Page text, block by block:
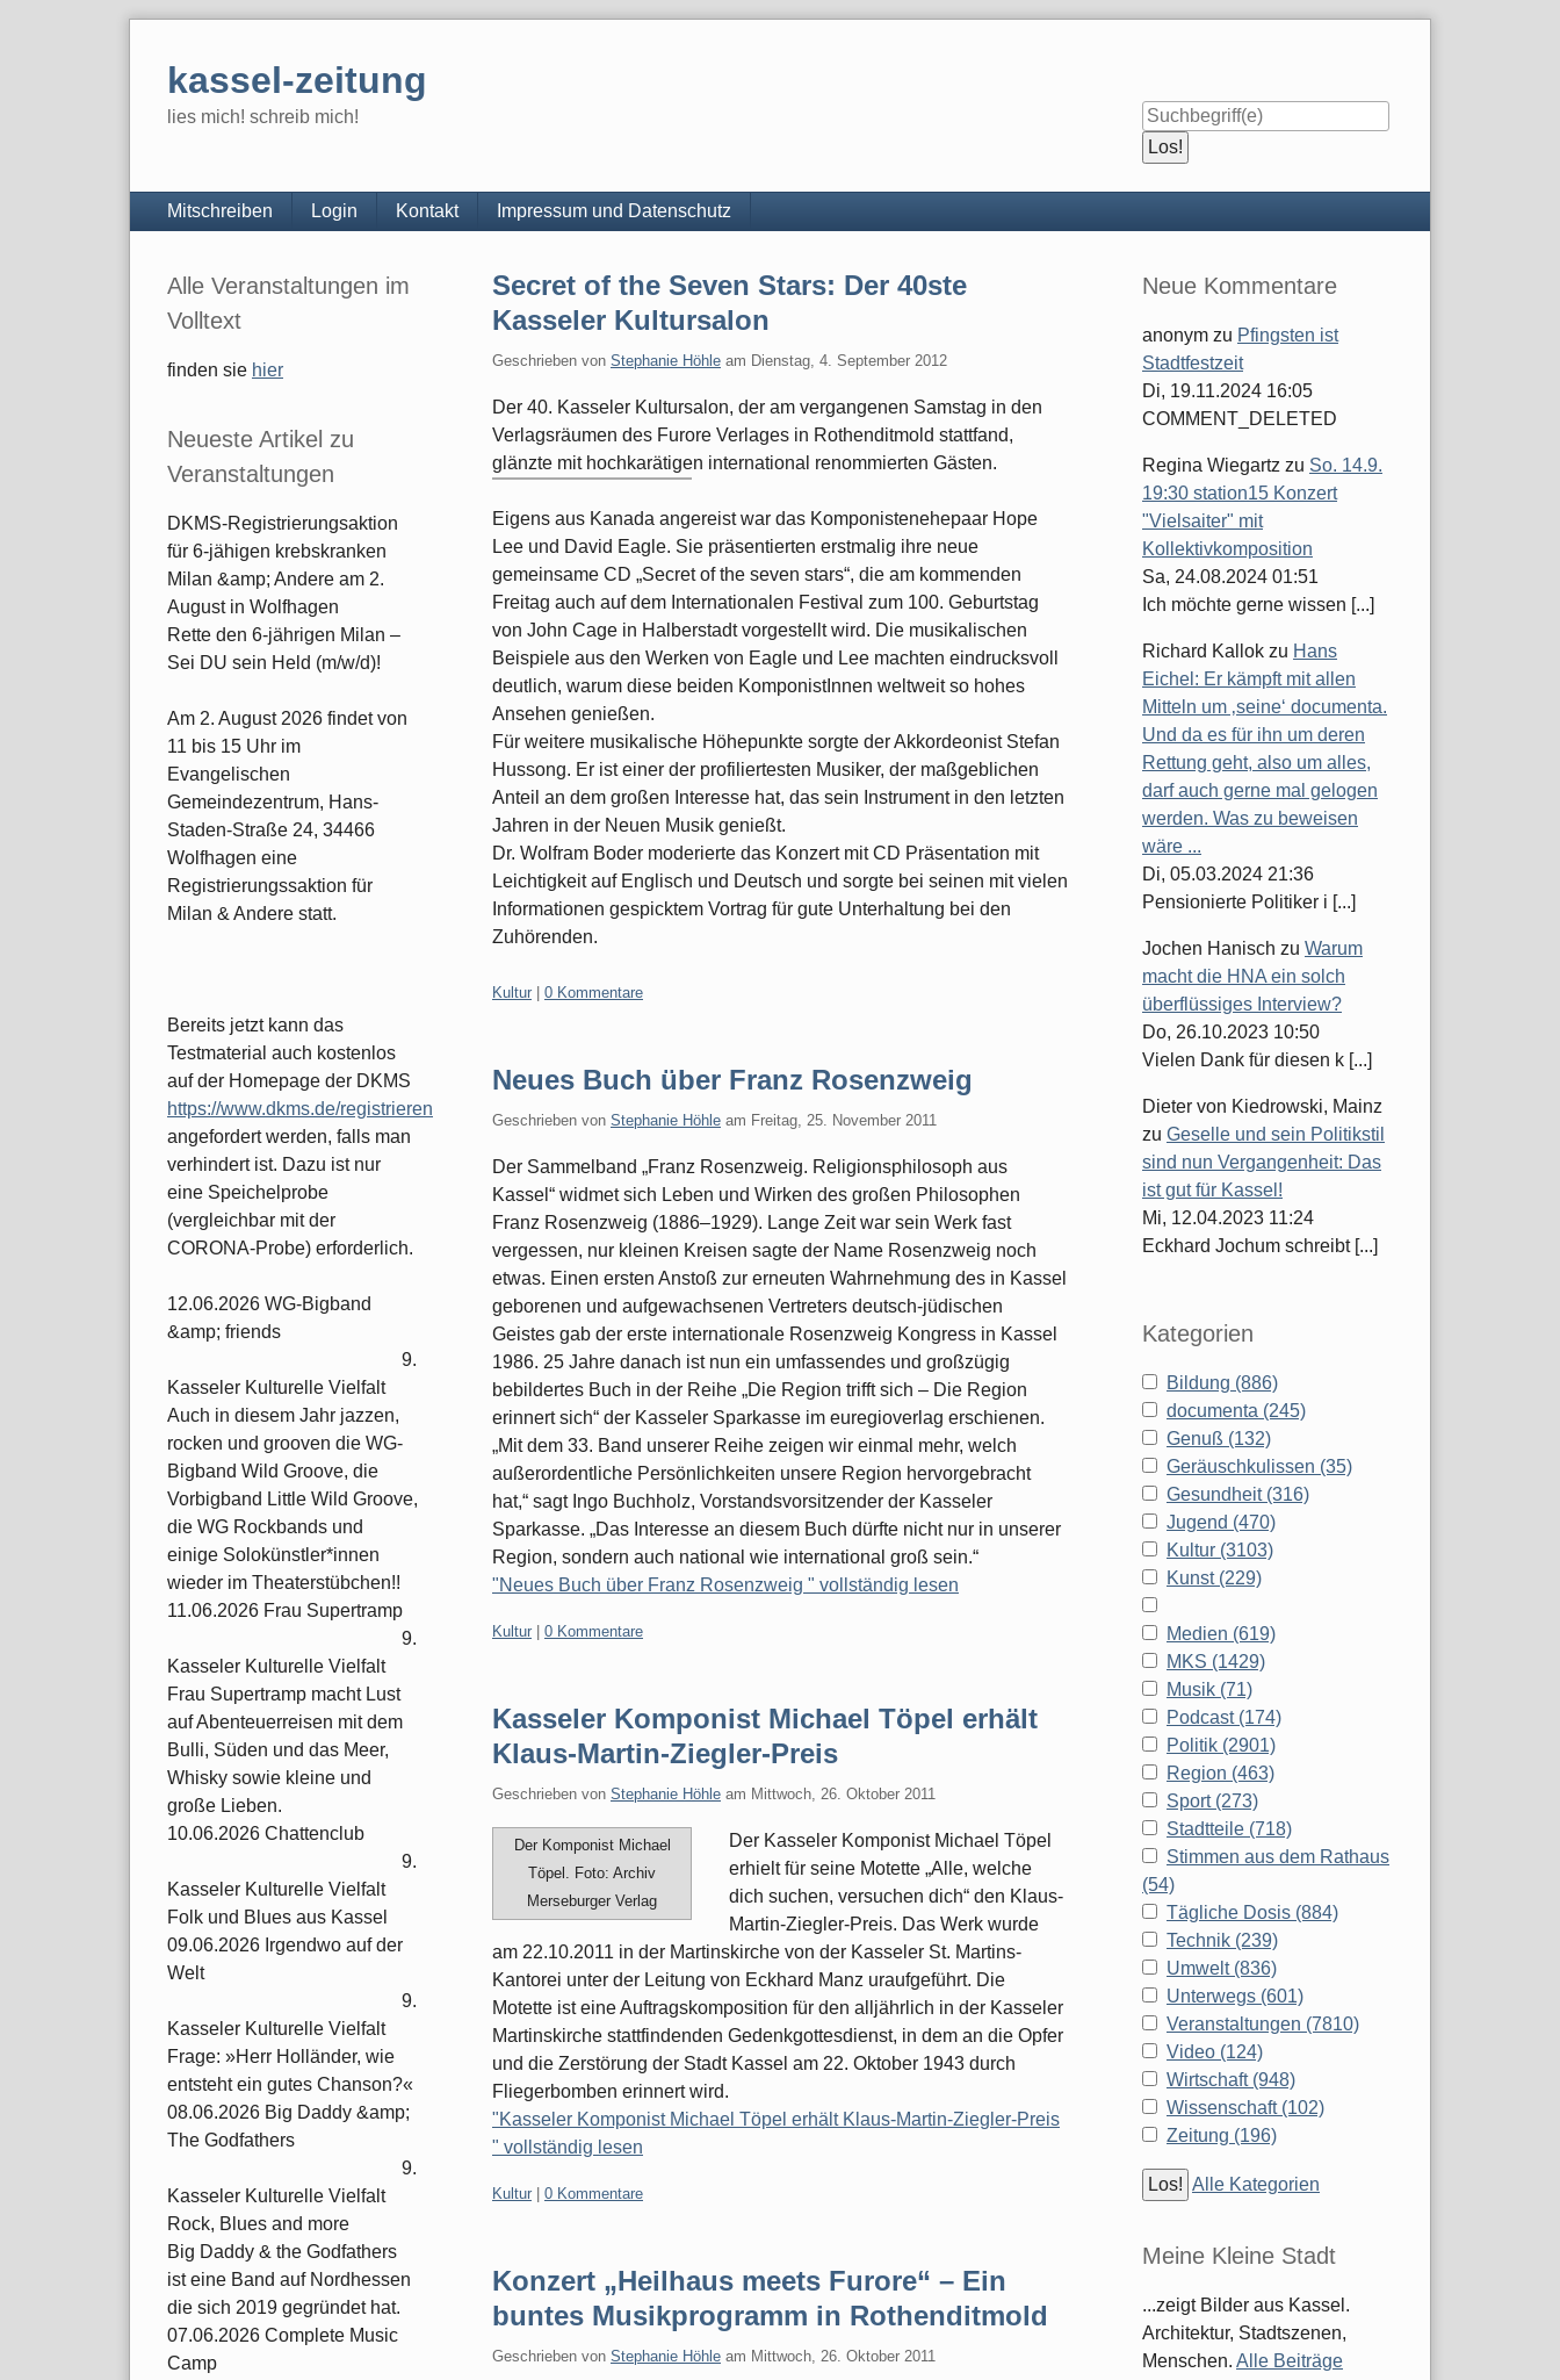
kassel-zeitung
lies mich! schreib mich!
Navigation
Mitschreiben Login Kontakt Impressum und Datenschutz
Secret of the Seven Stars: Der 40ste
Kasseler Kultursalon
Geschrieben von Stephanie Höhle am Dienstag, 4. September 2012
Der 40. Kasseler Kultursalon, der am vergangenen Samstag in den
Verlagsräumen des Furore Verlages in Rothenditmold stattfand,
glänzte mit hochkarätigen international renommierten Gästen.
Eigens aus Kanada angereist war das Komponistenehepaar Hope
Lee und David Eagle. Sie präsentierten erstmalig ihre neue
gemeinsame CD „Secret of the seven stars“, die am kommenden
Freitag auch auf dem Internationalen Festival zum 100. Geburtstag
von John Cage in Halberstadt vorgestellt wird. Die musikalischen
Beispiele aus den Werken von Eagle und Lee machten eindrucksvoll
deutlich, warum diese beiden KomponistInnen weltweit so hohes
Ansehen genießen.
Für weitere musikalische Höhepunkte sorgte der Akkordeonist Stefan
Hussong. Er ist einer der profiliertesten Musiker, der maßgeblichen
Anteil an dem großen Interesse hat, das sein Instrument in den letzten
Jahren in der Neuen Musik genießt.
Dr. Wolfram Boder moderierte das Konzert mit CD Präsentation mit
Leichtigkeit auf Englisch und Deutsch und sorgte bei seinen mit vielen
Informationen gespicktem Vortrag für gute Unterhaltung bei den
Zuhörenden.
Kategorien:
Kultur 0 Kommentare
Neues Buch über Franz Rosenzweig
Geschrieben von Stephanie Höhle am Freitag, 25. November 2011
Der Sammelband „Franz Rosenzweig. Religionsphilosoph aus
Kassel“ widmet sich Leben und Wirken des großen Philosophen
Franz Rosenzweig (1886–1929). Lange Zeit war sein Werk fast
vergessen, nur kleinen Kreisen sagte der Name Rosenzweig noch
etwas. Einen ersten Anstoß zur erneuten Wahrnehmung des in Kassel
geborenen und aufgewachsenen Vertreters deutsch-jüdischen
Geistes gab der erste internationale Rosenzweig Kongress in Kassel
1986. 25 Jahre danach ist nun ein umfassendes und großzügig
bebildertes Buch in der Reihe „Die Region trifft sich – Die Region
erinnert sich“ der Kasseler Sparkasse im euregioverlag erschienen.
„Mit dem 33. Band unserer Reihe zeigen wir einmal mehr, welch
außerordentliche Persönlichkeiten unsere Region hervorgebracht
hat,“ sagt Ingo Buchholz, Vorstandsvorsitzender der Kasseler
Sparkasse. „Das Interesse an diesem Buch dürfte nicht nur in unserer
Region, sondern auch national wie international groß sein.“
"Neues Buch über Franz Rosenzweig " vollständig lesen
Kategorien:
Kultur 0 Kommentare
Kasseler Komponist Michael Töpel erhält
Klaus-Martin-Ziegler-Preis
Geschrieben von Stephanie Höhle am Mittwoch, 26. Oktober 2011
Der Komponist Michael
Töpel. Foto: Archiv
Merseburger Verlag
Der Kasseler Komponist Michael Töpel
erhielt für seine Motette „Alle, welche
dich suchen, versuchen dich“ den Klaus-
Martin-Ziegler-Preis. Das Werk wurde
am 22.10.2011 in der Martinskirche von der Kasseler St. Martins-
Kantorei unter der Leitung von Eckhard Manz uraufgeführt. Die
Motette ist eine Auftragskomposition für den alljährlich in der Kasseler
Martinskirche stattfindenden Gedenkgottesdienst, in dem an die Opfer
und die Zerstörung der Stadt Kassel am 22. Oktober 1943 durch
Fliegerbomben erinnert wird.
"Kasseler Komponist Michael Töpel erhält Klaus-Martin-Ziegler-Preis
" vollständig lesen
Kategorien:
Kultur 0 Kommentare
Konzert „Heilhaus meets Furore“ – Ein
buntes Musikprogramm in Rothenditmold
Geschrieben von Stephanie Höhle am Mittwoch, 26. Oktober 2011
Seitenleiste
Alle Veranstaltungen im
Volltext
finden sie hier
Neueste Artikel zu
Veranstaltungen
DKMS-Registrierungsaktion
für 6-jähigen krebskranken
Milan &amp; Andere am 2.
August in Wolfhagen
Rette den 6-jährigen Milan –
Sei DU sein Held (m/w/d)!
Am 2. August 2026 findet von
11 bis 15 Uhr im
Evangelischen
Gemeindezentrum, Hans-
Staden-Straße 24, 34466
Wolfhagen eine
Registrierungssaktion für
Milan & Andere statt.
Bereits jetzt kann das
Testmaterial auch kostenlos
auf der Homepage der DKMS
https://www.dkms.de/registrieren
angefordert werden, falls man
verhindert ist. Dazu ist nur
eine Speichelprobe
(vergleichbar mit der
CORONA-Probe) erforderlich.
12.06.2026 WG-Bigband
&amp; friends
9.
Kasseler Kulturelle Vielfalt
Auch in diesem Jahr jazzen,
rocken und grooven die WG-
Bigband Wild Groove, die
Vorbigband Little Wild Groove,
die WG Rockbands und
einige Solokünstler*innen
wieder im Theaterstübchen!!
11.06.2026 Frau Supertramp
9.
Kasseler Kulturelle Vielfalt
Frau Supertramp macht Lust
auf Abenteuerreisen mit dem
Bulli, Süden und das Meer,
Whisky sowie kleine und
große Lieben.
10.06.2026 Chattenclub
9.
Kasseler Kulturelle Vielfalt
Folk und Blues aus Kassel
09.06.2026 Irgendwo auf der
Welt
9.
Kasseler Kulturelle Vielfalt
Frage: »Herr Holländer, wie
entsteht ein gutes Chanson?«
08.06.2026 Big Daddy &amp;
The Godfathers
9.
Kasseler Kulturelle Vielfalt
Rock, Blues and more
Big Daddy & the Godfathers
ist eine Band auf Nordhessen
die sich 2019 gegründet hat.
07.06.2026 Complete Music
Camp
Seitenleiste
Neue Kommentare
anonym zu Pfingsten ist
Stadtfestzeit
Di, 19.11.2024 16:05
COMMENT_DELETED
Regina Wiegartz zu So. 14.9.
19:30 station15 Konzert
"Vielsaiter" mit
Kollektivkomposition
Sa, 24.08.2024 01:51
Ich möchte gerne wissen [...]
Richard Kallok zu Hans
Eichel: Er kämpft mit allen
Mitteln um ‚seine‘ documenta.
Und da es für ihn um deren
Rettung geht, also um alles,
darf auch gerne mal gelogen
werden. Was zu beweisen
wäre ...
Di, 05.03.2024 21:36
Pensionierte Politiker i [...]
Jochen Hanisch zu Warum
macht die HNA ein solch
überflüssiges Interview?
Do, 26.10.2023 10:50
Vielen Dank für diesen k [...]
Dieter von Kiedrowski, Mainz
zu Geselle und sein Politikstil
sind nun Vergangenheit: Das
ist gut für Kassel!
Mi, 12.04.2023 11:24
Eckhard Jochum schreibt [...]
Kategorien
Bildung (886)
documenta (245)
Genuß (132)
Geräuschkulissen (35)
Gesundheit (316)
Jugend (470)
Kultur (3103)
Kunst (229)
Medien (619)
MKS (1429)
Musik (71)
Podcast (174)
Politik (2901)
Region (463)
Sport (273)
Stadtteile (718)
Stimmen aus dem Rathaus
(54)
Tägliche Dosis (884)
Technik (239)
Umwelt (836)
Unterwegs (601)
Veranstaltungen (7810)
Video (124)
Wirtschaft (948)
Wissenschaft (102)
Zeitung (196)
Alle Kategorien
Meine Kleine Stadt
...zeigt Bilder aus Kassel.
Architektur, Stadtszenen,
Menschen. Alle Beiträge